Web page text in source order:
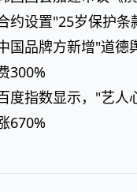
约设置"25岁保护条
国品牌方新增"道德
300%
度指数显示，"艺人
670%